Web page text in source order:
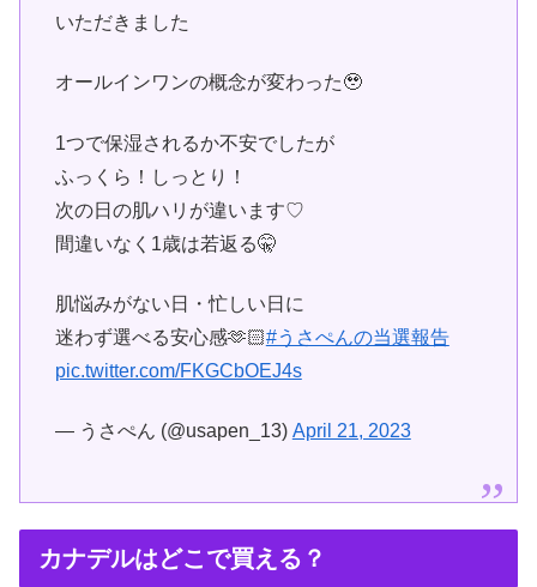
いただきました
オールインワンの概念が変わった🥹
1つで保湿されるか不安でしたが
ふっくら！しっとり！
次の日の肌ハリが違います♡
間違いなく1歳は若返る🤫
肌悩みがない日・忙しい日に
迷わず選べる安心感🫶🏻#うさぺんの当選報告
pic.twitter.com/FKGCbOEJ4s
— うさぺん (@usapen_13) April 21, 2023
カナデルはどこで買える？